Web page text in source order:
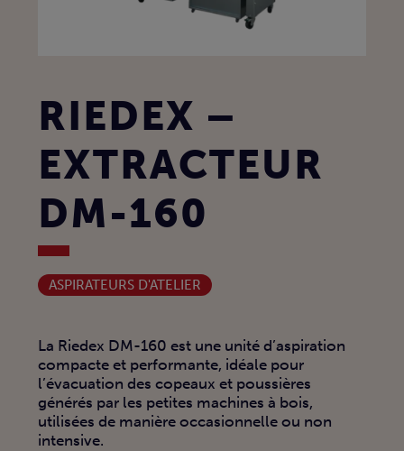
RIEDEX –
EXTRACTEUR
DM-160
ASPIRATEURS D'ATELIER
La Riedex DM-160 est une unité d’aspiration
compacte et performante, idéale pour
l’évacuation des copeaux et poussières
générés par les petites machines à bois,
utilisées de manière occasionnelle ou non
intensive.